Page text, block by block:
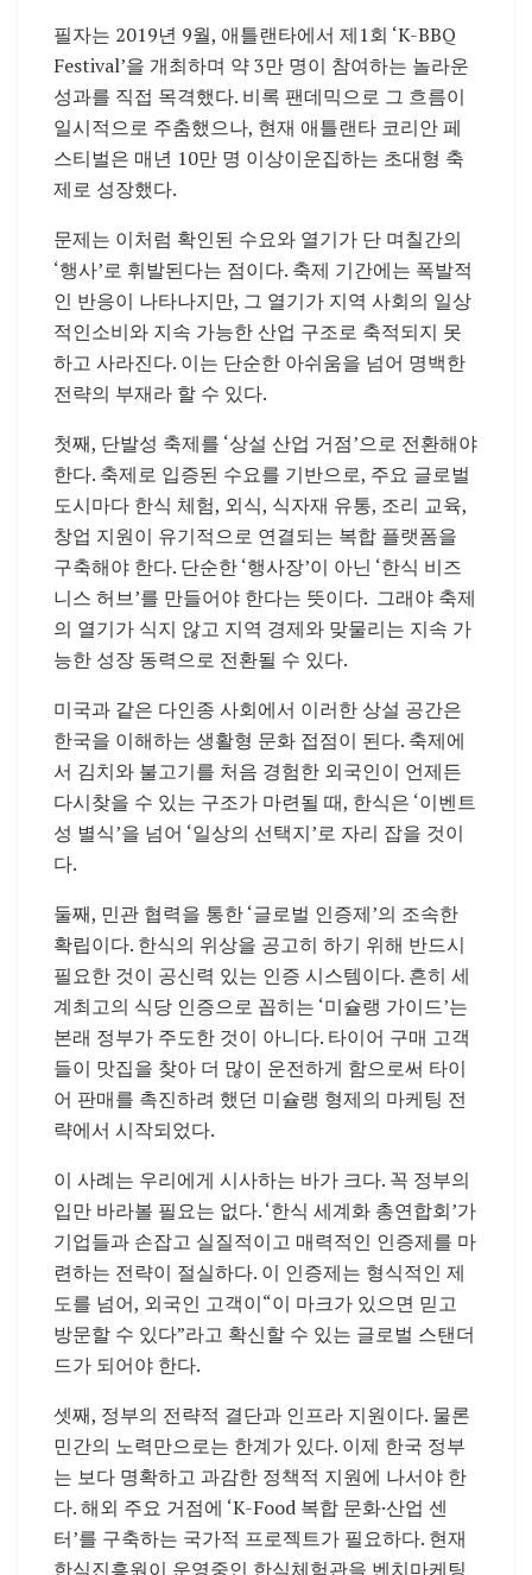
필자는 2019년 9월, 애틀랜타에서 제1회 ‘K-BBQ
Festival’을 개최하며 약3만 명이 참여하는 놀라운
성과를 직접 목격했다. 비록 팬데믹으로 그 흐름이
일시적으로 주춤했으나, 현재 애틀랜타 코리안페
스티벌은 매년 10만 명 이상이운집하는 초대형 축
제로 성장했다.
문제는 이처럼 확인된 수요와 열기가 단 며칠간의
‘행사’로 휘발된다는 점이다. 축제 기간에는 폭발적
인 반응이 나타나지만, 그 열기가 지역 사회의 일상
적인소비와 지속 가능한산업 구조로 축적되지 못
하고 사라진다. 이는 단순한 아쉬움을 넘어 명백한
전략의 부재라 할 수 있다.
첫째, 단발성 축제를 ‘상설 산업 거점’으로 전환해야
한다. 축제로 입증된 수요를 기반으로, 주요 글로벌
도시마다 한식 체험, 외식, 식자재 유통, 조리 교육,
창업 지원이 유기적으로 연결되는 복합 플랫폼을
구축해야 한다. 단순한‘행사장’이 아닌 ‘한식 비즈
니스 허브’를 만들어야 한다는 뜻이다. 그래야 축제
의 열기가 식지 않고 지역 경제와 맞물리는 지속 가
능한 성장 동력으로 전환될 수 있다.
미국과 같은 다인종 사회에서 이러한 상설 공간은
한국을 이해하는 생활형 문화 접점이 된다. 축제에
서 김치와 불고기를 처음 경험한 외국인이 언제든
다시찾을 수 있는 구조가 마련될 때, 한식은 ‘이벤트
성 별식’을 넘어 ‘일상의 선택지’로 자리 잡을 것이
다.
둘째, 민관 협력을 통한‘글로벌 인증제’의 조속한
확립이다. 한식의 위상을 공고히 하기 위해 반드시
필요한 것이 공신력 있는 인증 시스템이다. 흔히 세
계최고의 식당 인증으로 꼽히는 ‘미슐랭 가이드’는
본래 정부가 주도한 것이 아니다. 타이어 구매 고객
들이 맛집을 찾아 더 많이 운전하게 함으로써 타이
어 판매를 촉진하려 했던 미슐랭 형제의 마케팅 전
략에서 시작되었다.
이 사례는 우리에게 시사하는 바가 크다. 꼭 정부의
입만 바라볼 필요는 없다. ‘한식 세계화 총연합회’가
기업들과 손잡고 실질적이고 매력적인 인증제를 마
련하는 전략이 절실하다. 이 인증제는 형식적인 제
도를 넘어, 외국인 고객이“이 마크가 있으면 믿고
방문할 수 있다”라고 확신할 수 있는 글로벌 스탠더
드가 되어야 한다.
셋째, 정부의 전략적 결단과 인프라 지원이다. 물론
민간의 노력만으로는 한계가 있다. 이제 한국 정부
는 보다 명확하고 과감한 정책적 지원에 나서야 한
다.해외 주요 거점에 ‘K-Food 복합 문화·산업 센
터’를 구축하는 국가적 프로젝트가 필요하다. 현재
한식진흥원이 운영중인 한식체험관을 벤치마케팅